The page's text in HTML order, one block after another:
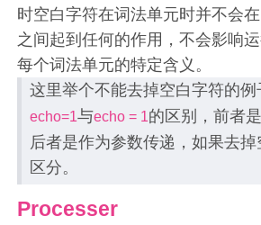
时空白字符在词法单元时并不会
之间起到任何的作用，不会影响
每个词法单元的特定含义。
这里举个不能去掉空白字符的
echo=1与echo = 1的区别，前者
后者是作为参数传递，如果去
区分。
Processer